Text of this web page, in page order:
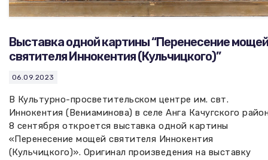
Выставка одной картины “Перенесение мощей
святителя Иннокентия (Кульчицкого)”
06.09.2023
В Культурно-просветительском центре им. свт.
Иннокентия (Вениаминова) в селе Анга Качугского
8 сентября откроется выставка одной картины
«Перенесение мощей святителя Иннокентия
(Кульчицкого)». Оригинал произведения на выставку